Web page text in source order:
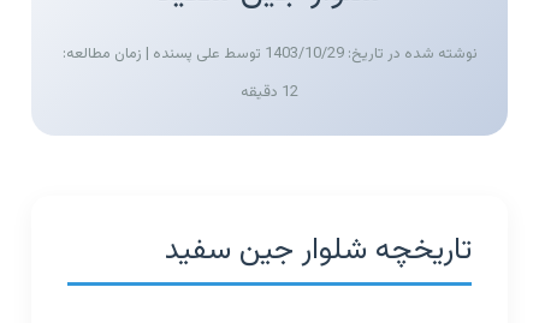
نوشته شده در تاریخ: 1403/10/29 توسط علی پسنده | زمان مطالعه:
12 دقیقه
تاریخچه شلوار جین سفید